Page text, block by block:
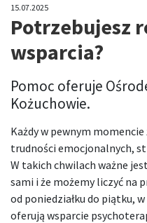
15.07.2025
Potrzebujesz
wsparcia?
Pomoc oferuje
Kożuchowie.
Każdy w pewnym
trudności emocjonalnych,
W takich chwilach ważne
sami i że możemy liczyć na
od poniedziałku do piątku,
oferują wsparcie